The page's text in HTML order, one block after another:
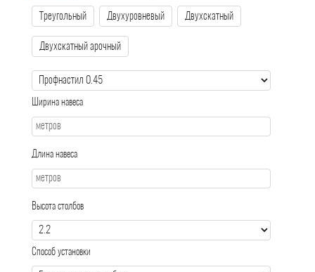
Треугольный Двухуровневый Двухскатный
Двухскатный арочный
Ширина навеса
Длина навеса
Высота столбов
Способ установки